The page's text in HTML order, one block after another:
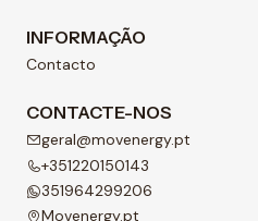
INFORMAÇÃO
Contacto
CONTACTE-NOS
geral@movenergy.pt
+351220150143
351964299206
Movenergy.pt